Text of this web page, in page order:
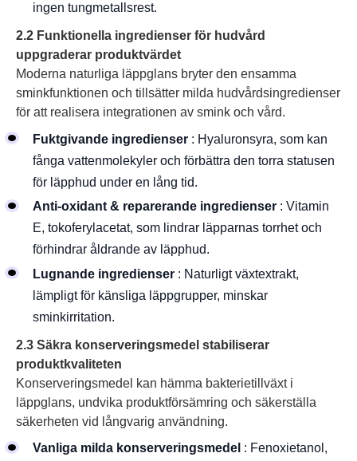
ingen tungmetallsrest.
2.2 Funktionella ingredienser för hudvård
uppgraderar produktvärdet
Moderna naturliga läppglans bryter den ensamma
sminkfunktionen och tillsätter milda hudvårdsingredienser
för att realisera integrationen av smink och vård.
Fuktgivande ingredienser : Hyaluronsyra, som kan
fånga vattenmolekyler och förbättra den torra statusen
för läpphud under en lång tid.
Anti-oxidant & reparerande ingredienser : Vitamin
E, tokoferylacetat, som lindrar läpparnas torrhet och
förhindrar åldrande av läpphud.
Lugnande ingredienser : Naturligt växtextrakt,
lämpligt för känsliga läppgrupper, minskar
sminkirritation.
2.3 Säkra konserveringsmedel stabiliserar
produktkvaliteten
Konserveringsmedel kan hämma bakterietillväxt i
läppglans, undvika produktförsämring och säkerställa
säkerheten vid långvarig användning.
Vanliga milda konserveringsmedel : Fenoxietanol,